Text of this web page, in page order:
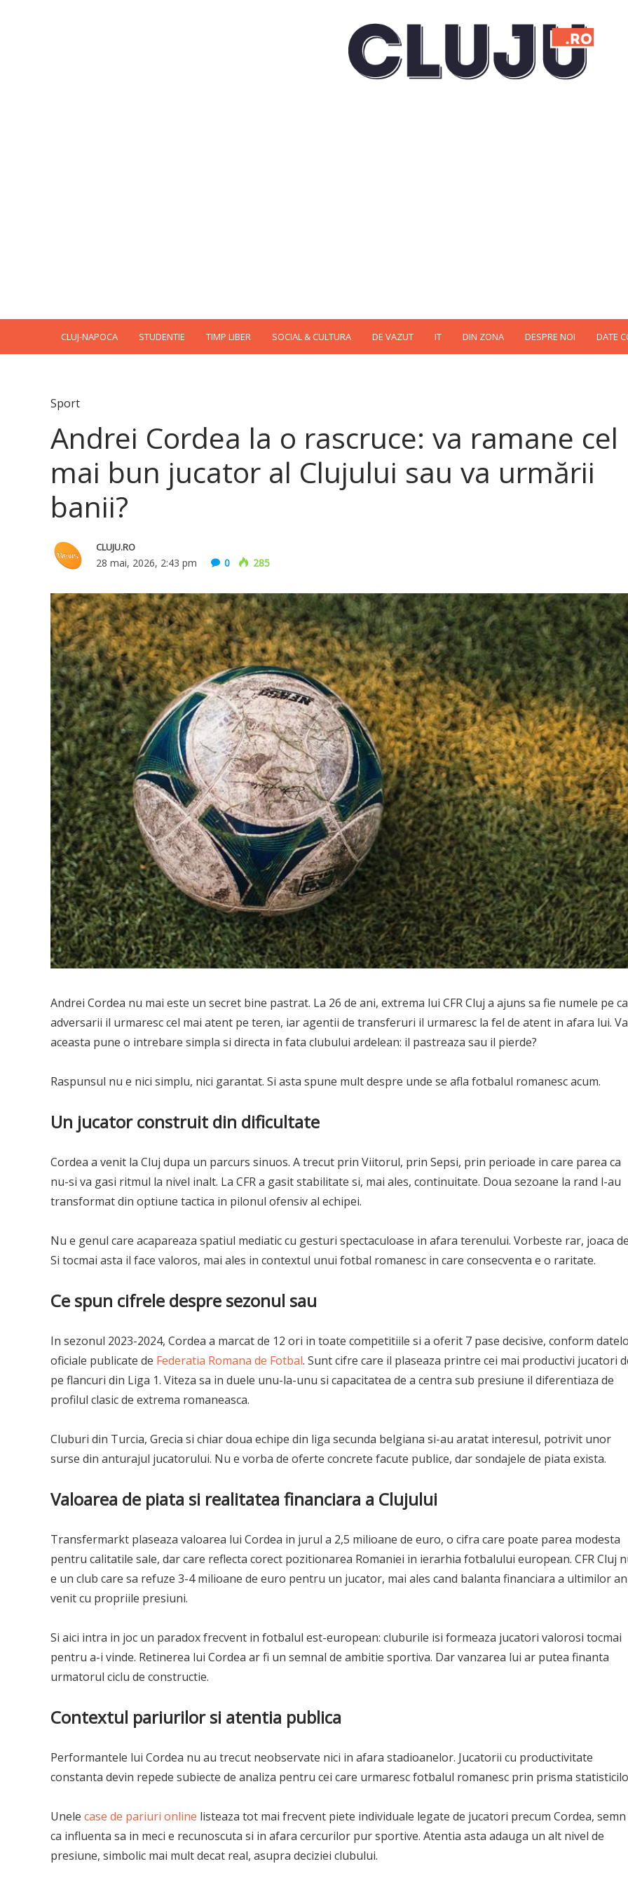
CLUJ-NAPOCA STUDENTIE TIMP LIBER SOCIAL & CULTURA DE VAZUT IT DIN ZONA DESPRE NOI DATE
Sport
Andrei Cordea la o rascruce: va ramane cel
mai bun jucator al Clujului sau va urmării
banii?
CLUJU.RO
28 mai, 2026, 2:43 pm 0 285
Andrei Cordea nu mai este un secret bine pastrat. La 26 de ani, extrema lui CFR Cluj a ajuns sa fie numele pe
adversarii il urmaresc cel mai atent pe teren, iar agentii de transferuri il urmaresc la fel de atent in afara lui.
aceasta pune o intrebare simpla si directa in fata clubului ardelean: il pastreaza sau il pierde?
Raspunsul nu e nici simplu, nici garantat. Si asta spune mult despre unde se afla fotbalul romanesc acum.
Un jucator construit din dificultate
Cordea a venit la Cluj dupa un parcurs sinuos. A trecut prin Viitorul, prin Sepsi, prin perioade in care parea ca
nu-si va gasi ritmul la nivel inalt. La CFR a gasit stabilitate si, mai ales, continuitate. Doua sezoane la rand l-au
transformat din optiune tactica in pilonul ofensiv al echipei.
Nu e genul care acapareaza spatiul mediatic cu gesturi spectaculoase in afara terenului. Vorbeste rar, joaca
Si tocmai asta il face valoros, mai ales in contextul unui fotbal romanesc in care consecventa e o raritate.
Ce spun cifrele despre sezonul sau
In sezonul 2023-2024, Cordea a marcat de 12 ori in toate competitiile si a oferit 7 pase decisive, conform
oficiale publicate de Federatia Romana de Fotbal. Sunt cifre care il plaseaza printre cei mai productivi jucatori
pe flancuri din Liga 1. Viteza sa in duele unu-la-unu si capacitatea de a centra sub presiune il diferentiaza de
profilul clasic de extrema romaneasca.
Cluburi din Turcia, Grecia si chiar doua echipe din liga secunda belgiana si-au aratat interesul, potrivit unor
surse din anturajul jucatorului. Nu e vorba de oferte concrete facute publice, dar sondajele de piata exista.
Valoarea de piata si realitatea financiara a Clujului
Transfermarkt plaseaza valoarea lui Cordea in jurul a 2,5 milioane de euro, o cifra care poate parea modesta
pentru calitatile sale, dar care reflecta corect pozitionarea Romaniei in ierarhia fotbalului european. CFR Cluj
e un club care sa refuze 3-4 milioane de euro pentru un jucator, mai ales cand balanta financiara a ultimilor
venit cu propriile presiuni.
Si aici intra in joc un paradox frecvent in fotbalul est-european: cluburile isi formeaza jucatori valorosi tocmai
pentru a-i vinde. Retinerea lui Cordea ar fi un semnal de ambitie sportiva. Dar vanzarea lui ar putea finanta
urmatorul ciclu de constructie.
Contextul pariurilor si atentia publica
Performantele lui Cordea nu au trecut neobservate nici in afara stadioanelor. Jucatorii cu productivitate
constanta devin repede subiecte de analiza pentru cei care urmaresc fotbalul romanesc prin prisma
Unele case de pariuri online listeaza tot mai frecvent piete individuale legate de jucatori precum Cordea, semn
ca influenta sa in meci e recunoscuta si in afara cercurilor pur sportive. Atentia asta adauga un alt nivel de
presiune, simbolic mai mult decat real, asupra deciziei clubului.